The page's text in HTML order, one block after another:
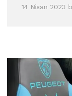
14 Nisan 2023